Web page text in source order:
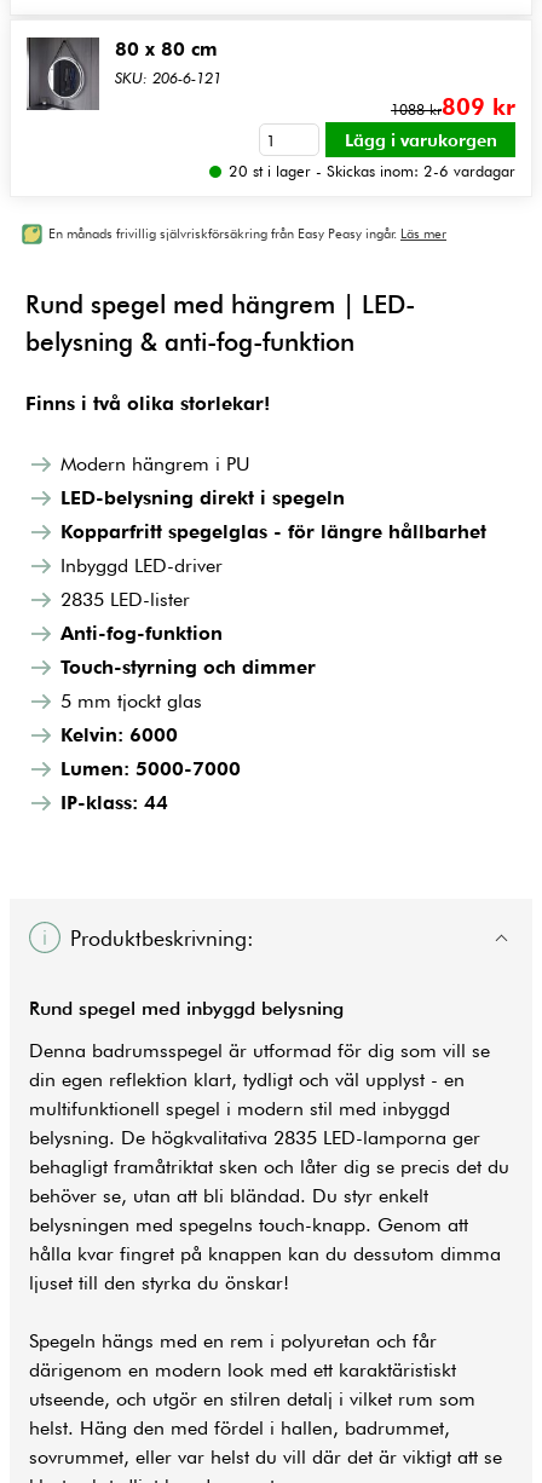
80 x 80 cm
SKU: 206-6-121
1088 kr809 kr
20 st i lager - Skickas inom: 2-6 vardagar
En månads frivillig självriskförsäkring från Easy Peasy ingår. Läs mer
Rund spegel med hängrem | LED-
belysning & anti-fog-funktion
Finns i två olika storlekar!
Modern hängrem i PU
LED-belysning direkt i spegeln
Kopparfritt spegelglas - för längre hållbarhet
Inbyggd LED-driver
2835 LED-lister
Anti-fog-funktion
Touch-styrning och dimmer
5 mm tjockt glas
Kelvin: 6000
Lumen: 5000-7000
IP-klass: 44
Produktbeskrivning:
Rund spegel med inbyggd belysning
Denna badrumsspegel är utformad för dig som vill se
din egen reflektion klart, tydligt och väl upplyst - en
multifunktionell spegel i modern stil med inbyggd
belysning. De högkvalitativa 2835 LED-lamporna ger
behagligt framåtriktat sken och låter dig se precis det du
behöver se, utan att bli bländad. Du styr enkelt
belysningen med spegelns touch-knapp. Genom att
hålla kvar fingret på knappen kan du dessutom dimma
ljuset till den styrka du önskar!
Spegeln hängs med en rem i polyuretan och får
därigenom en modern look med ett karaktäristiskt
utseende, och utgör en stilren detalj i vilket rum som
helst. Häng den med fördel i hallen, badrummet,
sovrummet, eller var helst du vill där det är viktigt att se